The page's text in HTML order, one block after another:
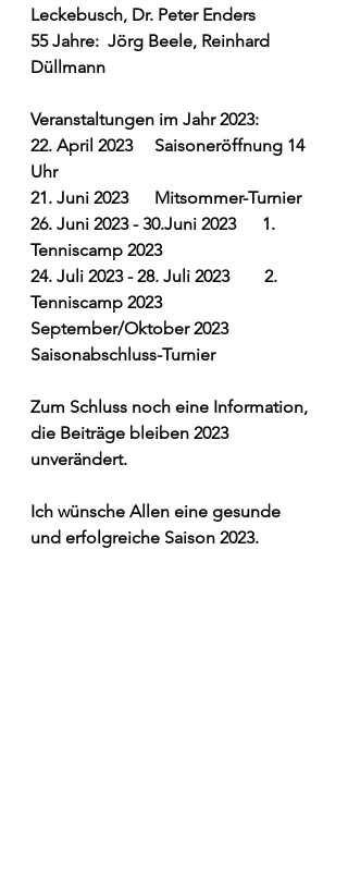
Leckebusch, Dr. Peter Enders
55 Jahre:  Jörg Beele, Reinhard
Düllmann
Veranstaltungen im Jahr 2023:
22. April 2023     Saisoneröffnung 14
Uhr
21. Juni 2023      Mitsommer-Turnier
26. Juni 2023 - 30.Juni 2023      1.
Tenniscamp 2023
24. Juli 2023 - 28. Juli 2023        2.
Tenniscamp 2023
September/Oktober 2023
Saisonabschluss-Turnier
Zum Schluss noch eine Information,
die Beiträge bleiben 2023
unverändert.
Ich wünsche Allen eine gesunde
und erfolgreiche Saison 2023.